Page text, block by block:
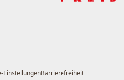
EinstellungenBarrierefreiheit